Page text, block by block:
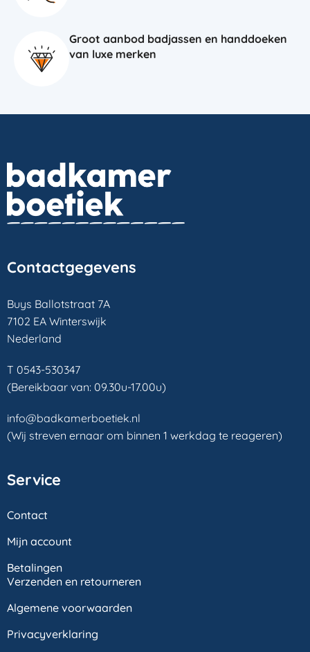
Groot aanbod badjassen en handdoeken
van luxe merken
Contactgegevens
Buys Ballotstraat 7A
7102 EA Winterswijk
Nederland
T 0543-530347
(Bereikbaar van: 09.30u-17.00u)
info@badkamerboetiek.nl
(Wij streven ernaar om binnen 1 werkdag te reageren)
Service
Contact
Mijn account
Betalingen
Verzenden en retourneren
Algemene voorwaarden
Privacyverklaring